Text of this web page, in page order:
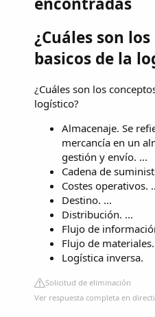
¿Cuáles son
basicos de la
¿Cuáles son los
logístico?
Almacenaje. Se
mercancía en un
gestión y envío. ...
Cadena de
Costes operativos.
Destino. ...
Distribución. ...
Flujo de
Flujo de
Logística inversa.
Solicitud de eliminación
Ver respuesta completa en